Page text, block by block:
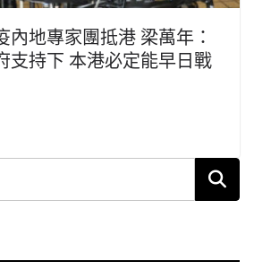
內地專家團抵港 梁萬年：
支持下 本港必定能早日戰